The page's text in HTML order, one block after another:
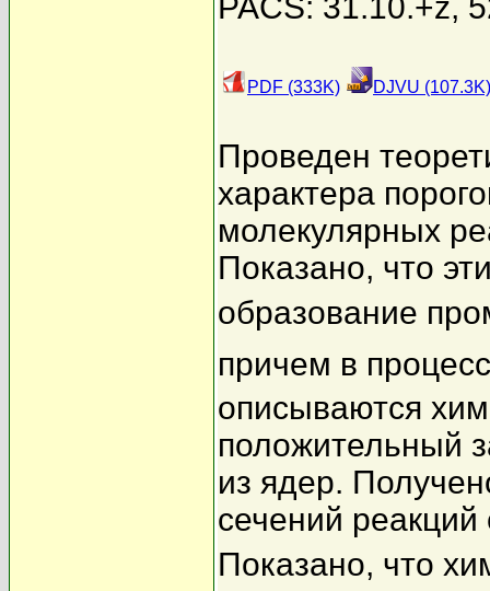
PACS: 31.10.+z,
PDF (333K) DJVU (107.3K)
Проведен
характера
молекулярных
Показано, что
образование
причем в
описываются
положительный
из ядер.
сечений реакций
Показано, что